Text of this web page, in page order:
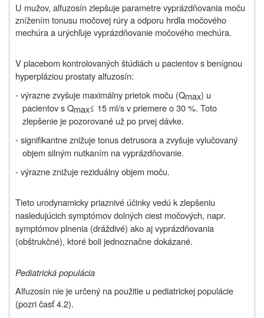
U mužov, alfuzosín zlepšuje parametre vyprázdňovania moču
znížením tonusu močovej rúry a odporu hrdla močového
mechúra a urýchľuje vyprázdňovanie močového mechúra.
V placebom kontrolovaných štúdiách u pacientov s benígnou
hyperpláziou prostaty alfuzosín:
- výrazne zvyšuje maximálny prietok moču (Qmax) u
pacientov s Qmax≤ 15 ml/s v priemere o 30 %. Toto
zlepšenie je pozorované už po prvej dávke.
- signifikantne znižuje tonus detrusora a zvyšuje vylučovaný
objem silným nutkaním na vyprázdňovanie.
- výrazne znižuje reziduálny objem moču.
Tieto urodynamicky priaznivé účinky vedú k zlepšeniu
nasledujúcich symptómov dolných ciest močových, napr.
symptómov plnenia (dráždivé) ako aj vyprázdňovania
(obštrukčné), ktoré boli jednoznačne dokázané.
Pediatrická populácia
Alfuzosín nie je určený na použitie u pediatrickej populácie
(pozri časť 4.2).